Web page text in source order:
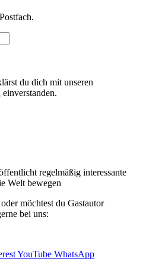
du dich mit unseren
einverstanden.
regelmäßig interessante
Welt bewegen
möchtest du Gastautor
bei uns:
YouTube WhatsApp